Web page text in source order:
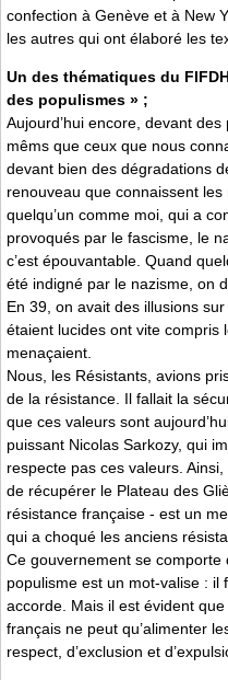
confection à Genève et à New
les autres qui ont élaboré les
Un des thématiques du
des populismes » ;
Aujourd’hui encore, devant
mêms que ceux que nous
devant bien des dégradations
renouveau que connaissent
quelqu’un comme moi, qui a
provoqués par le fascisme, le
c’est épouvantable. Quand
été indigné par le nazisme, on
En 39, on avait des illusions
étaient lucides ont vite compris
menaçaient.
Nous, les Résistants, avions
de la résistance. Il fallait la
que ces valeurs sont
puissant Nicolas Sarkozy, qui
respecte pas ces valeurs.
de récupérer le Plateau des
résistance française - est un
qui a choqué les anciens
Ce gouvernement se
populisme est un mot-valise : il
accorde. Mais il est évident
français ne peut qu’alimenter
respect, d’exclusion et